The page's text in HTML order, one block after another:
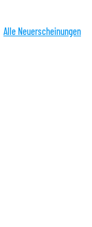
Alle Neuerscheinungen